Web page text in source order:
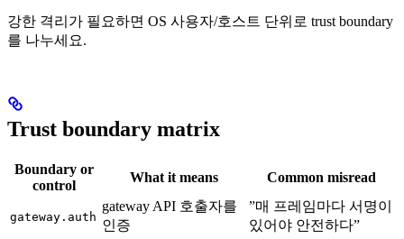
강한 격리가 필요하면 OS 사용자/호스트 단위로 trust boundary
를 나누세요.
Trust boundary matrix
Boundary or
control
What it means Common misread
gateway.auth
gateway API 호출자를
인증
”매 프레임마다 서명이
있어야 안전하다”